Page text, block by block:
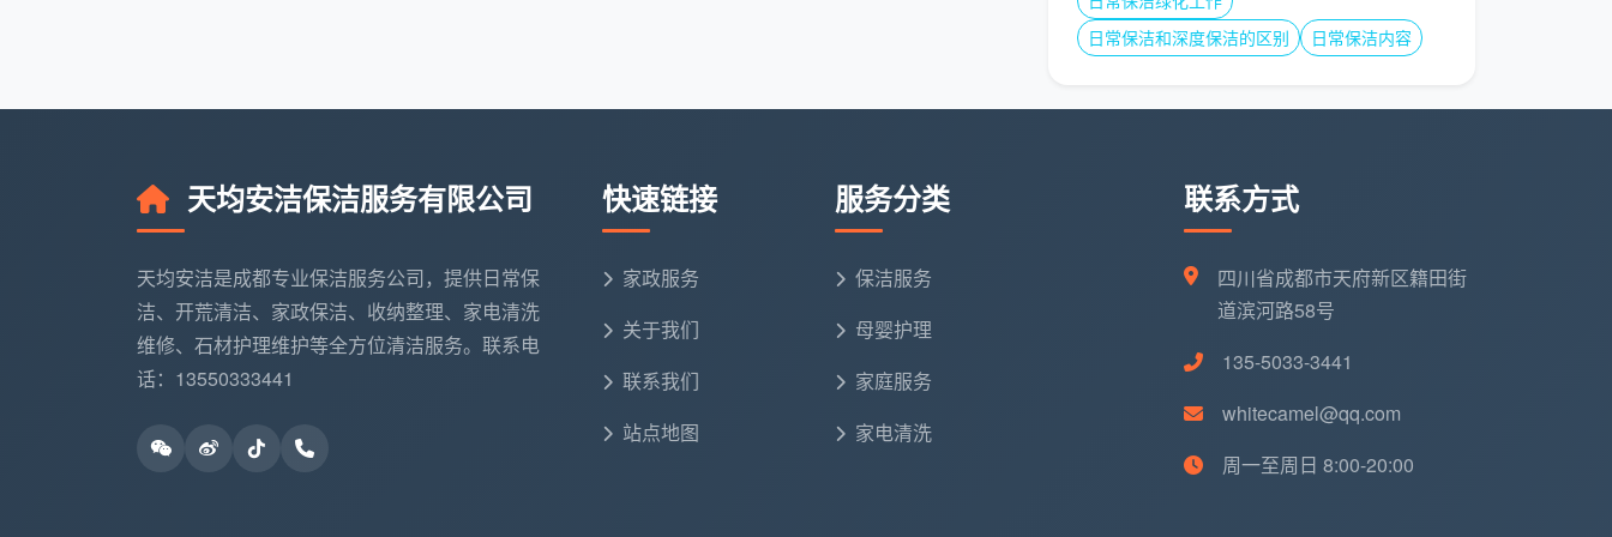
建议业主重点查看窗槽、柜子边角、灯开关四周，有问题当场返工，无问题签字完工。
返工零扯皮，这一条对头回找开荒的业主来说确实省心。
除了常规的成都新房开荒保洁，很多家庭还会冒出一些边缘需求，它们同样是天均安洁保洁的上
门服务范围。
：老房局部改造后，旧家具底部积灰、墙面打磨粉尘混进地板缝隙，比新房开
日常保洁和深度保洁的区别
日常保洁内容
天均安洁保洁服务有限公司
天均安洁是成都专业保洁服务公司，提供日常保
洁、开荒清洁、家政保洁、收纳整理、家电清洗
维修、石材护理维护等全方位清洁服务。联系电
话：13550333441
快速链接
家政服务
关于我们
联系我们
站点地图
服务分类
保洁服务
母婴护理
家庭服务
家电清洗
联系方式
四川省成都市天府新区籍田街
道滨河路58号
135-5033-3441
whitecamel@qq.com
周一至周日 8:00-20:00